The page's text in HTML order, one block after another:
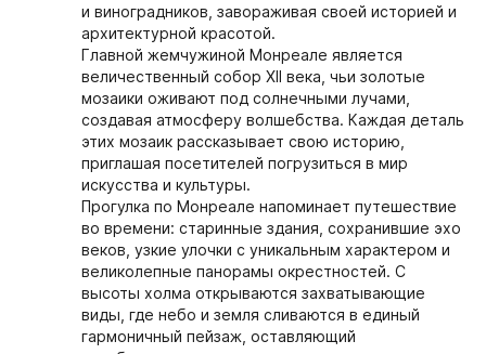
и виноградников, завораживая своей историей и
архитектурной красотой.
Главной жемчужиной Монреалe является
величественный собор XII века, чьи золотые
мозаики оживают под солнечными лучами,
создавая атмосферу волшебства. Каждая деталь
этих мозаик рассказывает свою историю,
приглашая посетителей погрузиться в мир
искусства и культуры.
Прогулка по Монреале напоминает путешествие
во времени: старинные здания, сохранившие эхо
веков, узкие улочки с уникальным характером и
великолепные панорамы окрестностей. С
высоты холма открываются захватывающие
виды, где небо и земля сливаются в единый
гармоничный пейзаж, оставляющий